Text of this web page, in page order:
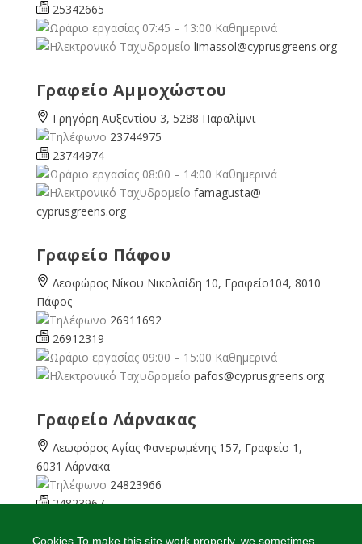
25342665
07:45 – 13:00 Καθημερινά
limassol@cyprusgreens.org
Γραφείο Αμμοχώστου
Γρηγόρη Αυξεντίου 3, 5288 Παραλίμνι
23744975
23744974
08:00 – 14:00 Καθημερινά
famagusta@
cyprusgreens.org
Γραφείο Πάφου
Λεοφώρος Νίκου Νικολαίδη 10, Γραφείο104, 8010
Πάφος
26911692
26912319
09:00 – 15:00 Καθημερινά
pafos@cyprusgreens.org
Γραφείο Λάρνακας
Λεωφόρος Αγίας Φανερωμένης 157, Γραφείο 1,
6031 Λάρνακα
24823966
24823967
larnaka@cyprusgreens.
Cookies To make this site work properly, we sometimes